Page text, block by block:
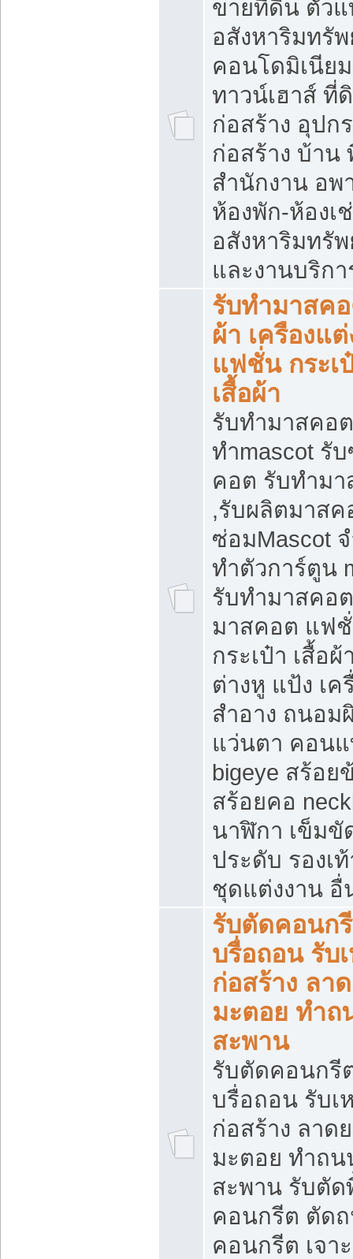
ขายที่ดิน ตัว
อสังหาริมทรั
คอนโดมิเนีย
ทาวน์เฮาส์ ที่
ก่อสร้าง อุปก
ก่อสร้าง บ้าน
สำนักงาน อพ
ห้องพัก-ห้องเ
อสังหาริมทรั
และงานบริกา
รับทำมาสค
ผ้า เครืองแ
แฟชั่น กระเ
เสื้อผ้า
รับทำมาสคอ
ทำmascot รั
คอต รับทำม
,รับผลิตมาสค
ซ่อมMascot
ทำตัวการ์ตูน
รับทำมาสคอ
มาสคอต แฟ
กระเป๋า เสื้อผ้
ต่างหู แป้ง เค
สำอาง ถนอม
แว่นตา คอน
bigeye สร้อย
สร้อยคอ
นาฬิกา เข็มขั
ประดับ รองเท้
ชุดแต่งงาน อื่
รับตัดคอนก
บรื่อถอน รับ
ก่อสร้าง ลา
มะตอย ทำถ
สะพาน
รับตัดคอนกรี
บรื่อถอน รับเ
ก่อสร้าง ลาด
มะตอย ทำถน
สะพาน รับตั
คอนกรีต ตัด
คอนกรีต เจาะ